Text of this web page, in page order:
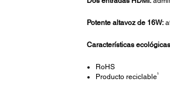
Potente altavoz de 16W:
Características ecológicas
RoHS
Producto reciclable5